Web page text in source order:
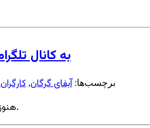
به کانال
برچسب‌ها:آبفای گرگان,
هنوز نظری اضافه نشده است. شما اولین نظر را بدهید.